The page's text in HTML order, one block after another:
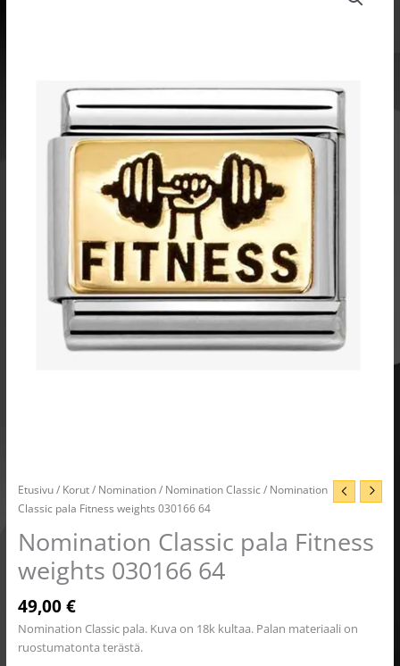
Etusivu/ Korut/ Nomination/ Nomination Classic/ Nomination
Classic pala Fitness weights 030166 64
Nomination Classic pala Fitness
weights 030166 64
49,00€
Nomination Classic pala. Kuva on 18k kultaa. Palan materiaali on
ruostumatonta terästä.